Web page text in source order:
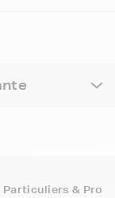
Particuliers & Pro